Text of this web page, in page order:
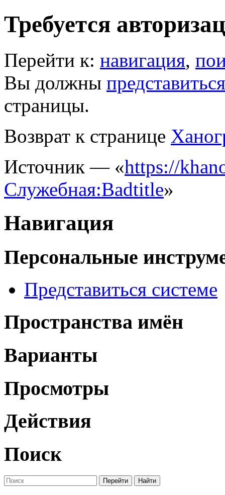
Требуется
Перейти к: навигация,
Вы должны представиться
страницы.
Возврат к странице
Источник — «https://
Служебная:Badtitle»
Навигация
Персональные
Представиться системе
Пространства имён
Варианты
Просмотры
Действия
Поиск